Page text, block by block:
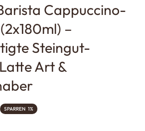
Cappuccino-
–
Steingut-
Art &
SPARREN 1%